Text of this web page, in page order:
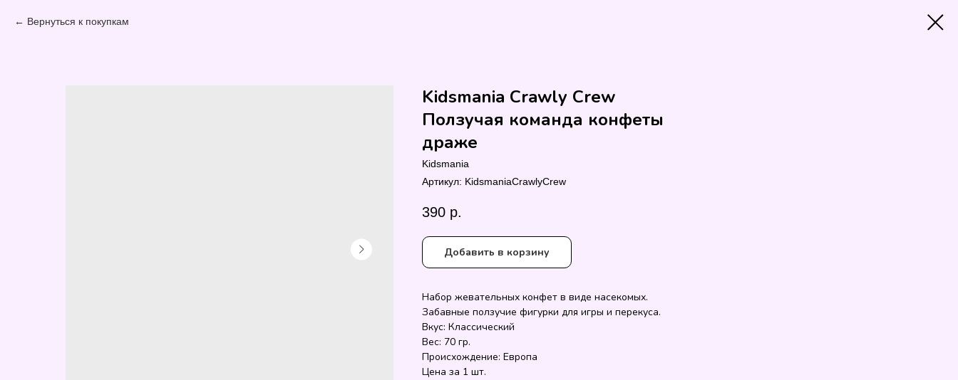
Вернуться к покупкам
Kidsmania Crawly Crew
Ползучая команда конфеты
драже
Kidsmania
Артикул: KidsmaniaCrawlyCrew
390 р.
Добавить в корзину
Набор жевательных конфет в виде насекомых.
Забавные ползучие фигурки для игры и перекуса.
Вкус: Классический
Вес: 70 гр.
Происхождение: Европа
Цена за 1 шт.